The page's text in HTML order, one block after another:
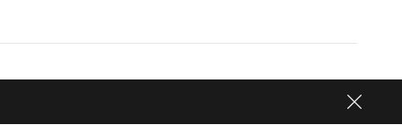
© 2026One Media Group Limited